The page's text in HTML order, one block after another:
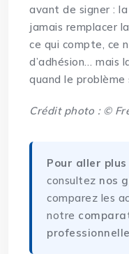
avant de signer :
jamais remplacer
ce qui compte, ce
d’adhésion… mais
quand le problème
Crédit photo : ©
Pour aller
consultez nos
comparez les
notre